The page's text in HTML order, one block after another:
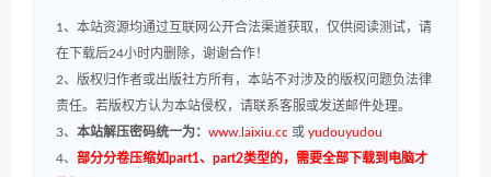
1、本站资源均通过互联网公开合法渠道获取，仅供阅读测试，请
在下载后24小时内删除，谢谢合作！
2、版权归作者或出版社方所有，本站不对涉及的版权问题负法律
责任。若版权方认为本站侵权，请联系客服或发送邮件处理。
3、 本站解压密码统一为： www.laixiu.cc 或 yudouyudou
4、 部分分卷压缩如part1、part2类型的，需要全部下载到电脑才